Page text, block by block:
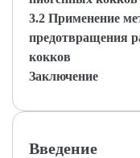
3.2 Применение
предотвращения
кокков
Заключение
Введение